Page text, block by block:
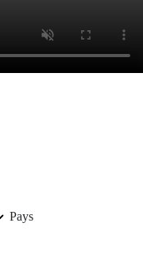
Pays